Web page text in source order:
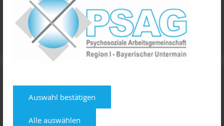
Auswahl bestätigen
Alle auswählen
Psychotherapie
Terminservicestelle der Kassenärztlichen Vereinigung
Rufnummer 116 117
24. September 2026